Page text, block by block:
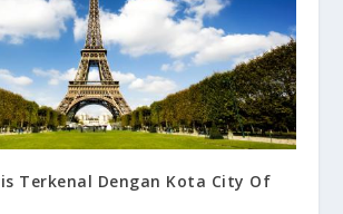
Terkenal Dengan Kota City Of